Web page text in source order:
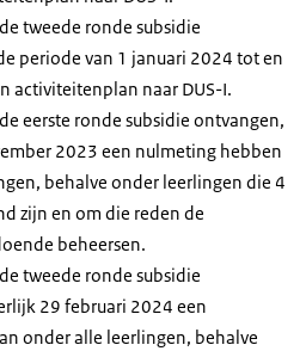
tweede ronde subsidie
periode van 1 januari 2024 tot en
activiteitenplan naar DUS-I.
eerste ronde subsidie ontvangen,
2023 een nulmeting hebben
behalve onder leerlingen die 4
zijn en om die reden de
beheersen.
tweede ronde subsidie
29 februari 2024 een
onder alle leerlingen, behalve